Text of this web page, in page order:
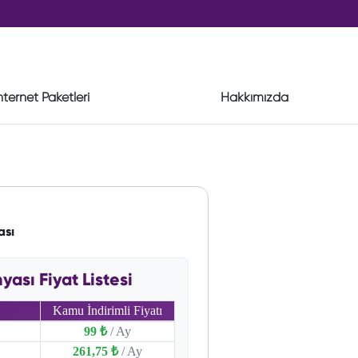
Paketleri Hakkımızda
Fiyat Listesi
Kamu İndirimli Fiyatı
99 ₺ / Ay
261,75 ₺ / Ay